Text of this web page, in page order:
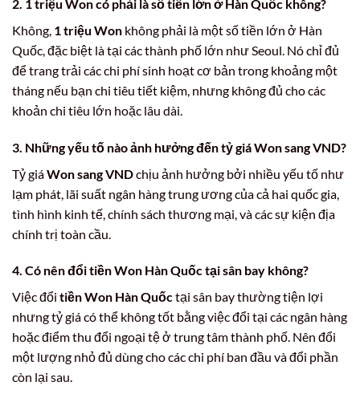
2. 1 triệu Won có phải là số tiền lớn ở Hàn Quốc không?
Không, 1 triệu Won không phải là một số tiền lớn ở Hàn
Quốc, đặc biệt là tại các thành phố lớn như Seoul. Nó chỉ đủ
để trang trải các chi phí sinh hoạt cơ bản trong khoảng một
tháng nếu bạn chi tiêu tiết kiệm, nhưng không đủ cho các
khoản chi tiêu lớn hoặc lâu dài.
3. Những yếu tố nào ảnh hưởng đến tỷ giá Won sang VND?
Tỷ giáWon sang VNDchịu ảnh hưởng bởi nhiều yếu tố như
lạm phát, lãi suất ngân hàng trung ương của cả hai quốc gia,
tình hình kinh tế, chính sách thương mại, và các sự kiện địa
chính trị toàn cầu.
4. Có nên đổi tiền Won Hàn Quốc tại sân bay không?
Việc đổi tiền Won Hàn Quốctại sân bay thường tiện lợi
nhưng tỷ giá có thể không tốt bằng việc đổi tại các ngân hàng
hoặc điểm thu đổi ngoại tệ ở trung tâm thành phố. Nên đổi
một lượng nhỏ đủ dùng cho các chi phí ban đầu và đổi phần
còn lại sau.